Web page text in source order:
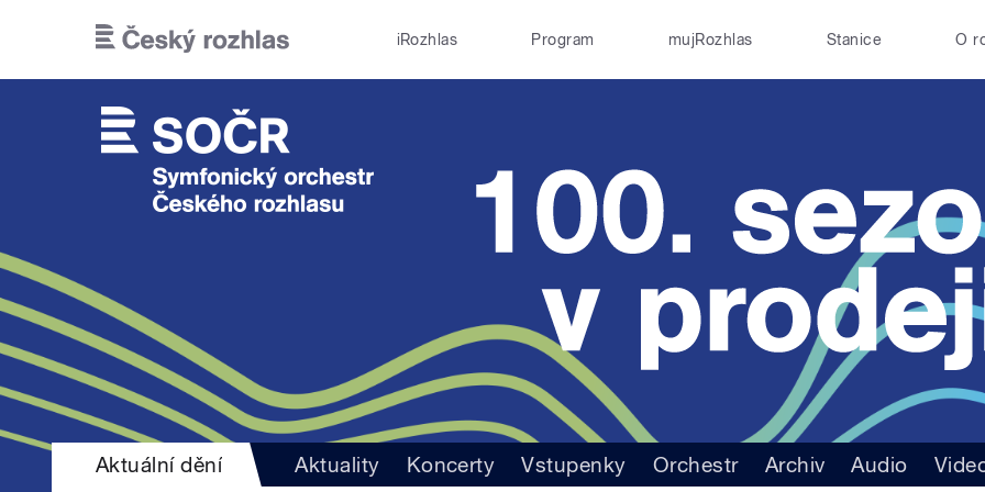
iRozhlas Program mujRozhlas Stanice O
Aktuální dění Aktuality Koncerty Vstupenky Orchestr Archiv Audio